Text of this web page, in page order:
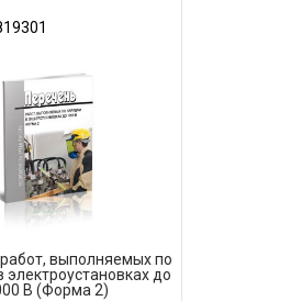
выполняемых по
до
В (Форма 2)